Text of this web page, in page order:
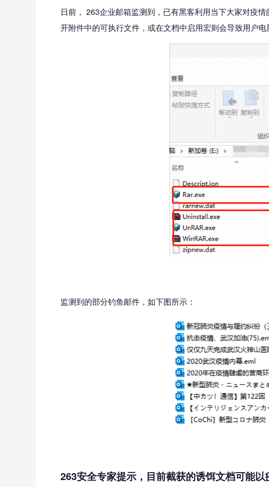
日前， 263企业邮箱监测到，已有黑客利用当下大家对疫
开附件中的可执行文件，或在文档中启用宏则会导致用户
监测到的部分钓鱼邮件，如下图所示：
263安全专家提示，目前截获的诱饵文档可能